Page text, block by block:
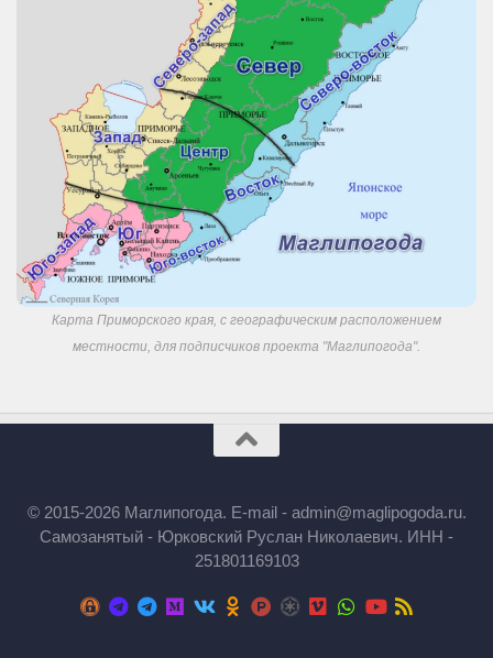
Карта Приморского края, с географическим расположением
местности, для подписчиков проекта "Маглипогода".
© 2015-2026 Маглипогода. E-mail - admin@maglipogoda.ru.
Самозанятый - Юрковский Руслан Николаевич. ИНН -
251801169103